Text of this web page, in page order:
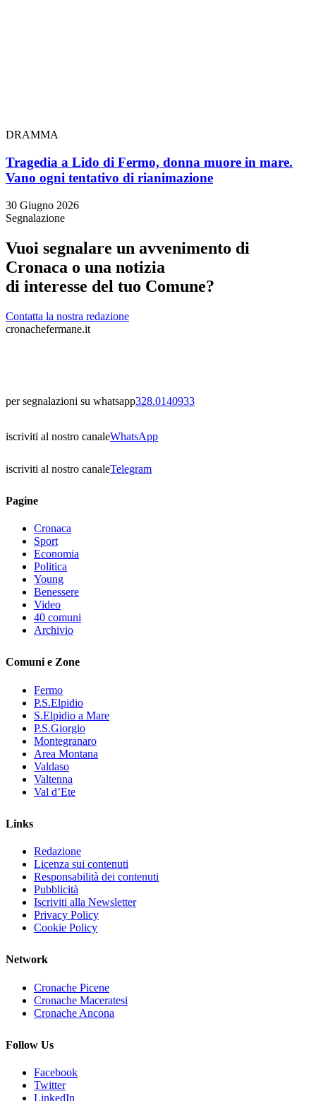
DRAMMA
Tragedia a Lido di Fermo, donna muore in mare.
Vano ogni tentativo di rianimazione
30 Giugno 2026
Segnalazione
Vuoi segnalare un avvenimento di
Cronaca o una notizia
di interesse del tuo Comune?
Contatta la nostra redazione
cronachefermane.it
per segnalazioni su whatsapp328.0140933
iscriviti al nostro canaleWhatsApp
iscriviti al nostro canaleTelegram
Pagine
Cronaca
Sport
Economia
Politica
Young
Benessere
Video
40 comuni
Archivio
Comuni e Zone
Fermo
P.S.Elpidio
S.Elpidio a Mare
P.S.Giorgio
Montegranaro
Area Montana
Valdaso
Valtenna
Val d’Ete
Links
Redazione
Licenza sui contenuti
Responsabilità dei contenuti
Pubblicità
Iscriviti alla Newsletter
Privacy Policy
Cookie Policy
Network
Cronache Picene
Cronache Maceratesi
Cronache Ancona
Follow Us
Facebook
Twitter
LinkedIn